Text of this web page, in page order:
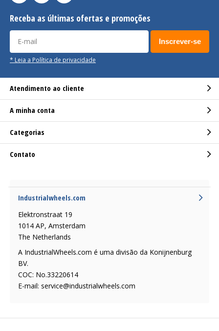
Receba as últimas ofertas e promoções
Inscrever-se
* Leia a Política de privacidade
Atendimento ao cliente
A minha conta
Categorias
Contato
Industrialwheels.com
Elektronstraat 19
1014 AP, Amsterdam
The Netherlands
A IndustrialWheels.com é uma divisão da Konijnenburg
BV.
COC: No.33220614
E-mail: service@industrialwheels.com